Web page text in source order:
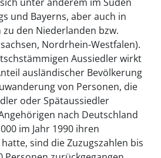
und Bayerns, aber auch in
den Niederlanden bzw.
Nordrhein-Westfalen).
Aussiedler wirkt
ausländischer Bevölkerung
von Personen, die
oder Spätaussiedler
nach Deutschland
im Jahr 1990 ihren
sind die Zuzugszahlen bis